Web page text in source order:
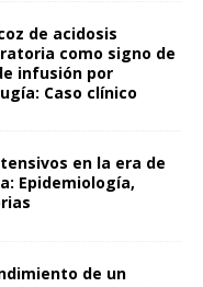
de acidosis
como signo de
infusión por
Caso clínico
en la era de
Epidemiología,
de un